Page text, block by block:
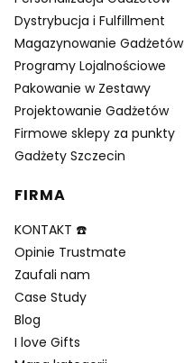
Dystrybucja i Fulfillment
Magazynowanie Gadżetów
Programy Lojalnościowe
Pakowanie w Zestawy
Projektowanie Gadżetów
Firmowe sklepy za punkty
Gadżety Szczecin
FIRMA
KONTAKT ☎️
Opinie Trustmate
Zaufali nam
Case Study
Blog
I love Gifts